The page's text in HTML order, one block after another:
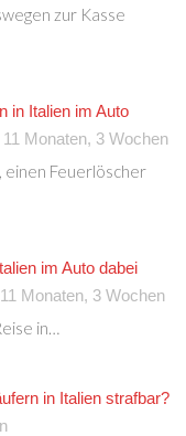
zur Kasse
in Italien im Auto
Monaten, 3 Wochen
einen Feuerlöscher
im Auto dabei
Monaten, 3 Wochen
in…
in Italien strafbar?